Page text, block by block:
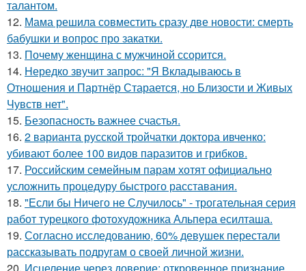
талантом.
12. Мама решила совместить сразу две новости: смерть
бабушки и вопрос про закатки.
13. Почему женщина с мужчиной ссорится.
14. Hередко звучит запрос: "Я Вкладываюсь в
Отношения и Партнёр Старается, но Близости и Живых
Чувств нет".
15. Безопасность важнее счастья.
16. 2 варианта русской тройчатки доктора ивченко:
убивают более 100 видов паразитов и грибков.
17. Российским семейным парам хотят официально
усложнить процедуру быстрого расставания.
18. "Если бы Ничего не Случилось" - трогательная серия
работ турецкого фотохудожника Альпера есилташа.
19. Согласно исследованию, 60% девушек перестали
рассказывать подругам о своей личной жизни.